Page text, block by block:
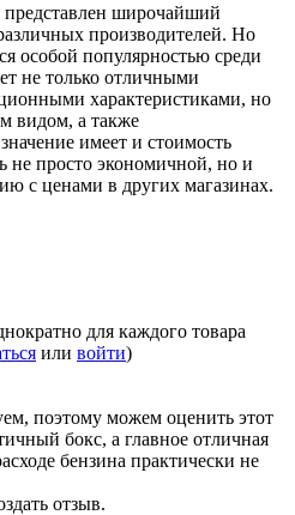
широчайший
производителей. Но
особой популярностью среди
не только отличными
характеристиками, но
видом, а также
имеет и стоимость
не просто экономичной, но и
с ценами в других магазинах.
для каждого товара
или войти)
поэтому можем оценить этот
бокс, а главное отличная
бензина практически не
отзыв.